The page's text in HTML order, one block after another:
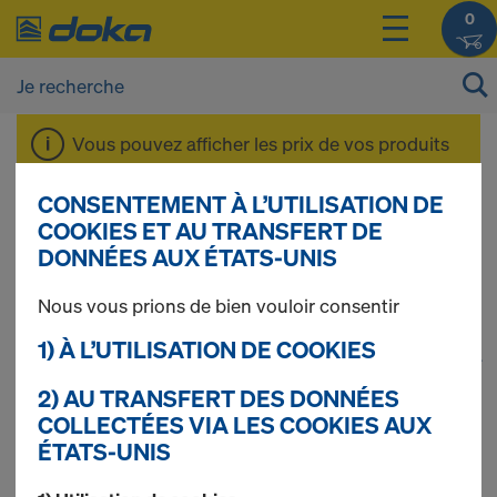
0
Vous pouvez afficher les prix de vos produits
après vous êtreconnecté(e)ouinscrit(e).
Coffrage de voiles
284 produits trouvés
Le plus recherché
Tige d'ancrage 15,0mm non
CONSENTEMENT À L’UTILISATION DE
COOKIES ET AU TRANSFERT DE
DONNÉES AUX ÉTATS-UNIS
Nous vous prions de bien vouloir consentir
1) À L’UTILISATION DE COOKIES
2) AU TRANSFERT DES DONNÉES
COLLECTÉES VIA LES COOKIES AUX
ÉTATS-UNIS